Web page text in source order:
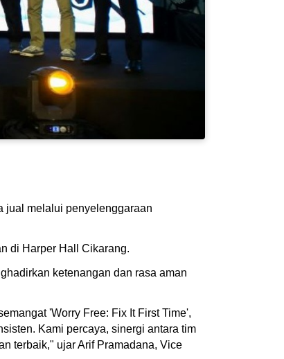
jual melalui penyelenggaraan
di Harper Hall Cikarang.
ketenangan dan rasa aman
'Worry Free: Fix It First Time',
Kami percaya, sinergi antara tim
terbaik," ujar Arif Pramadana, Vice